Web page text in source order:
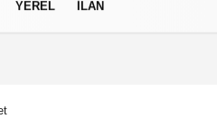
YEREL İLAN